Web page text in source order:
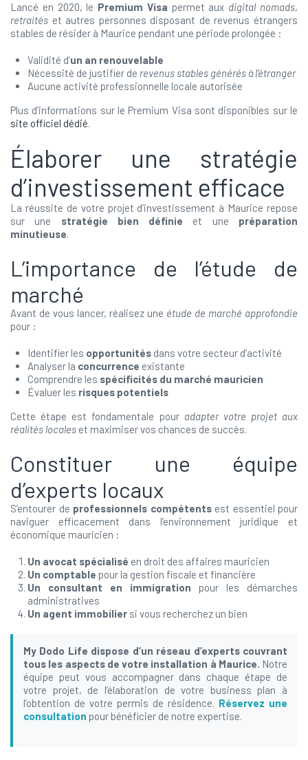
Lancé en 2020, le Premium Visa permet aux digital nomads,
retraités et autres personnes disposant de revenus étrangers
stables de résider à Maurice pendant une période prolongée :
Validité d’un an renouvelable
Nécessité de justifier de revenus stables générés à l’étranger
Aucune activité professionnelle locale autorisée
Plus d’informations sur le Premium Visa sont disponibles sur le
site officiel dédié.
Élaborer une stratégie
d’investissement efficace
La réussite de votre projet d’investissement à Maurice repose
sur une stratégie bien définie et une préparation
minutieuse.
L’importance de l’étude de
marché
Avant de vous lancer, réalisez une étude de marché approfondie
pour :
Identifier les opportunités dans votre secteur d’activité
Analyser la concurrence existante
Comprendre les spécificités du marché mauricien
Évaluer les risques potentiels
Cette étape est fondamentale pour adapter votre projet aux
réalités locales et maximiser vos chances de succès.
Constituer une équipe
d’experts locaux
S’entourer de professionnels compétentsest essentiel pour
naviguer efficacement dans l’environnement juridique et
économique mauricien :
Un avocat spécialisé en droit des affaires mauricien
Un comptable pour la gestion fiscale et financière
Un consultant en immigration pour les démarches
administratives
Un agent immobilier si vous recherchez un bien
My Dodo Life dispose d’un réseau d’experts couvrant
tous les aspects de votre installation à Maurice. Notre
équipe peut vous accompagner dans chaque étape de
votre projet, de l’élaboration de votre business plan à
l’obtention de votre permis de résidence. Réservez une
consultation pour bénéficier de notre expertise.